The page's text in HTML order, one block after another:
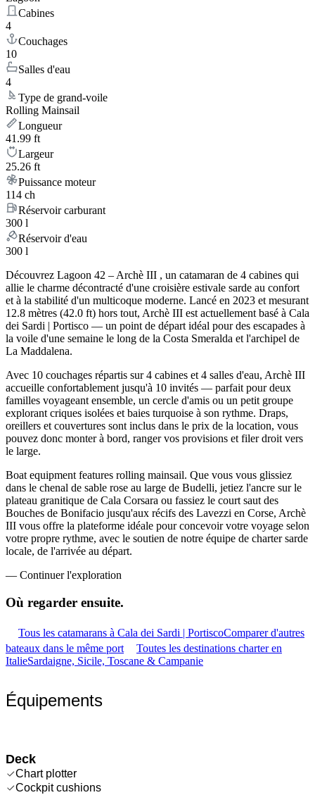
Cabines
4
Couchages
10
Salles d'eau
4
Type de grand-voile
Rolling Mainsail
Longueur
41.99 ft
Largeur
25.26 ft
Puissance moteur
114 ch
Réservoir carburant
300 l
Réservoir d'eau
300 l
Découvrez Lagoon 42 – Archè III , un catamaran de 4 cabines qui
allie le charme décontracté d'une croisière estivale sarde au confort
et à la stabilité d'un multicoque moderne. Lancé en 2023 et mesurant
12.8 mètres (42.0 ft) hors tout, Archè III est actuellement basé à Cala
dei Sardi | Portisco — un point de départ idéal pour des escapades à
la voile d'une semaine le long de la Costa Smeralda et l'archipel de
La Maddalena.
Avec 10 couchages répartis sur 4 cabines et 4 salles d'eau, Archè III
accueille confortablement jusqu'à 10 invités — parfait pour deux
familles voyageant ensemble, un cercle d'amis ou un petit groupe
explorant criques isolées et baies turquoise à son rythme. Draps,
oreillers et couvertures sont inclus dans le prix de la location, vous
pouvez donc monter à bord, ranger vos provisions et filer droit vers
le large.
Boat equipment features rolling mainsail. Que vous vous glissiez
dans le chenal de sable rose au large de Budelli, jetiez l'ancre sur le
plateau granitique de Cala Corsara ou fassiez le court saut des
Bouches de Bonifacio jusqu'aux récifs des Lavezzi en Corse, Archè
III vous offre la plateforme idéale pour concevoir votre voyage selon
votre propre rythme, avec le soutien de notre équipe de charter sarde
locale, de l'arrivée au départ.
— Continuer l'exploration
Où regarder ensuite.
Tous les catamarans à Cala dei Sardi | PortiscoComparer d'autres
bateaux dans le même port
Toutes les destinations charter en
ItalieSardaigne, Sicile, Toscane & Campanie
Équipements
Deck
Chart plotter
Cockpit cushions